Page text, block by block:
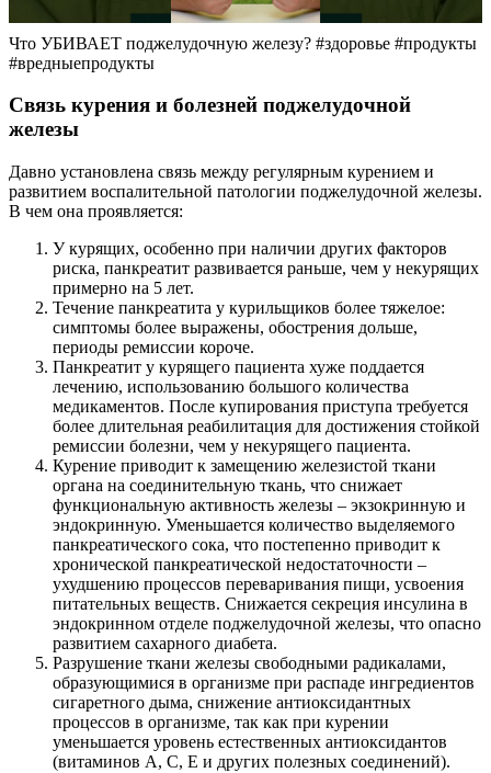
Что УБИВАЕТ поджелудочную железу? #здоровье #продукты
#вредныепродукты
Связь курения и болезней поджелудочной
железы
Давно установлена связь между регулярным курением и
развитием воспалительной патологии поджелудочной железы.
В чем она проявляется:
У курящих, особенно при наличии других факторов
риска, панкреатит развивается раньше, чем у некурящих
примерно на 5 лет.
Течение панкреатита у курильщиков более тяжелое:
симптомы более выражены, обострения дольше,
периоды ремиссии короче.
Панкреатит у курящего пациента хуже поддается
лечению, использованию большого количества
медикаментов. После купирования приступа требуется
более длительная реабилитация для достижения стойкой
ремиссии болезни, чем у некурящего пациента.
Курение приводит к замещению железистой ткани
органа на соединительную ткань, что снижает
функциональную активность железы – экзокринную и
эндокринную. Уменьшается количество выделяемого
панкреатического сока, что постепенно приводит к
хронической панкреатической недостаточности –
ухудшению процессов переваривания пищи, усвоения
питательных веществ. Снижается секреция инсулина в
эндокринном отделе поджелудочной железы, что опасно
развитием сахарного диабета.
Разрушение ткани железы свободными радикалами,
образующимися в организме при распаде ингредиентов
сигаретного дыма, снижение антиоксидантных
процессов в организме, так как при курении
уменьшается уровень естественных антиоксидантов
(витаминов A, C, E и других полезных соединений).